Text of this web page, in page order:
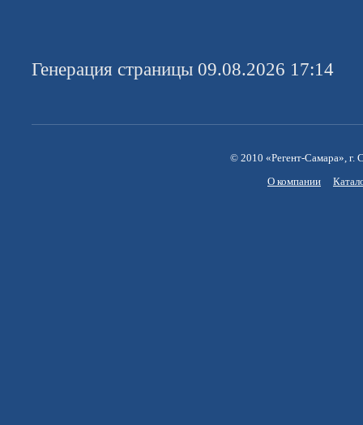
Генерация страницы 09.08.2026 17:14
© 2010 «Регент-Самара», г.
О компании